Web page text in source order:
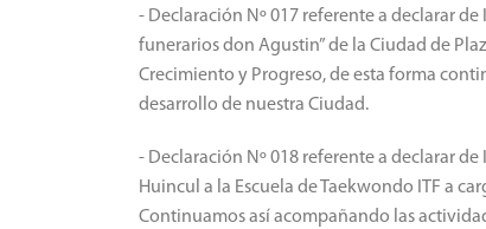
- Declaración Nº 017 referente a declarar
funerarios don Agustin” de la Ciudad de
Crecimiento y Progreso, de esta forma
desarrollo de nuestra Ciudad.
- Declaración Nº 018 referente a declarar
Huincul a la Escuela de Taekwondo ITF a
Continuamos así acompañando las